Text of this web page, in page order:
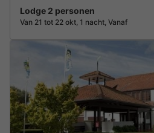
Lodge 2 personen
Van 21 tot 22 okt, 1 nacht, Vanaf